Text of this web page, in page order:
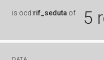
is ocd:rif_seduta of 5